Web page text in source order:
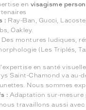
en visagisme
: Ray-Ban, Gucci,
Oakley.
Des montures ludiques,
(Les Triplés,
en santé visuelle
Saint-Chamond va au-
Nous sommes
: Adaptation sur-mesure
travaillons aussi avec